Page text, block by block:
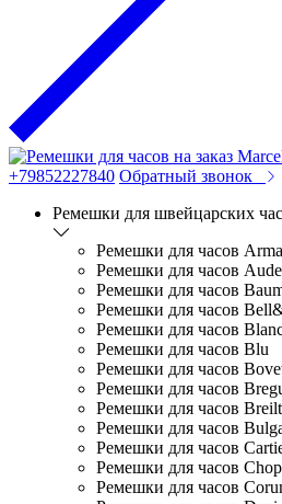
+79852227840 Обратный звонок
Ремешки для швейцарских
Ремешки для часов
Ремешки для часов
Ремешки для часов
Ремешки для часов
Ремешки для часов
Ремешки для часов Blu
Ремешки для часов
Ремешки для часов
Ремешки для часов
Ремешки для часов
Ремешки для часов
Ремешки для часов
Ремешки для часов